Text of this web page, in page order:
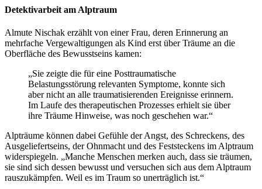
Detektivarbeit am Alptraum
Almute Nischak erzählt von einer Frau, deren Erinnerung an
mehrfache Vergewaltigungen als Kind erst über Träume an die
Oberfläche des Bewusstseins kamen:
„Sie zeigte die für eine Posttraumatische
Belastungsstörung relevanten Symptome, konnte sich
aber nicht an alle traumatisierenden Ereignisse erinnern.
Im Laufe des therapeutischen Prozesses erhielt sie über
ihre Träume Hinweise, was noch geschehen war.“
Alpträume können dabei Gefühle der Angst, des Schreckens, des
Ausgeliefertseins, der Ohnmacht und des Feststeckens im Alptraum
widerspiegeln. „Manche Menschen merken auch, dass sie träumen,
sie sind sich dessen bewusst und versuchen sich aus dem Alptraum
rauszukämpfen. Weil es im Traum so unerträglich ist.“